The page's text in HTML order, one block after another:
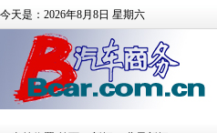
今天是：2026年8月8日 星期六